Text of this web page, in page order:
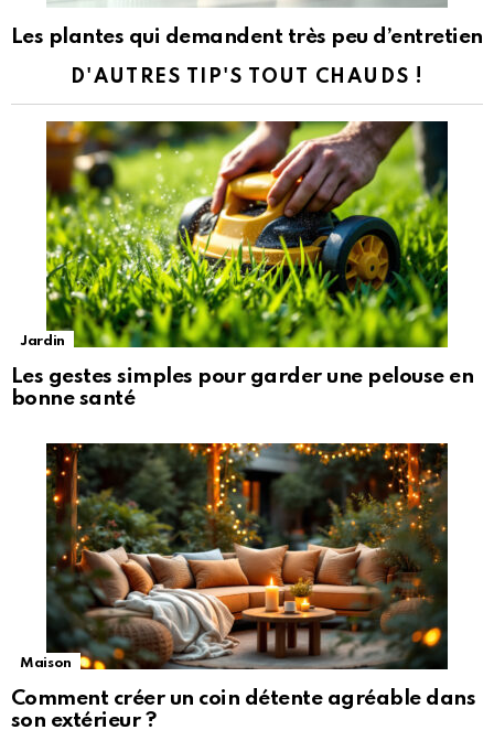
Les plantes qui demandent très peu d’entretien
D'AUTRES TIP'S TOUT CHAUDS !
Jardin
Les gestes simples pour garder une pelouse en
bonne santé
Maison
Comment créer un coin détente agréable dans
son extérieur ?